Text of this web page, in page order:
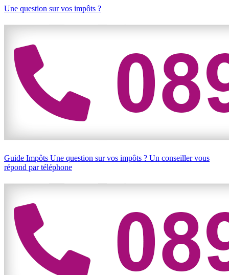
Une question sur vos impôts ?
Guide Impôts Une question sur vos impôts ? Un conseiller vous
répond par téléphone